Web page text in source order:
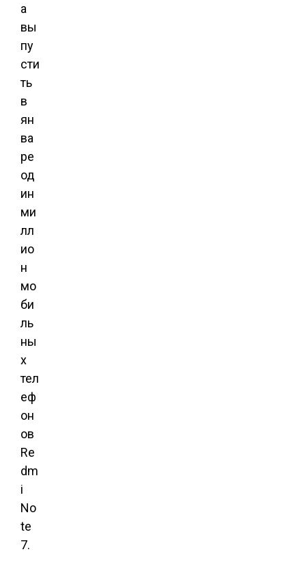
а
вы
пу
сти
ть
в
ян
ва
ре
од
ин
ми
лл
ио
н
мо
би
ль
ны
х
тел
еф
он
ов
Re
dm
i
No
te
7.